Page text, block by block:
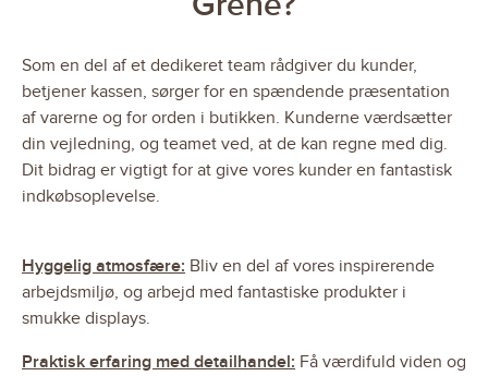
Som en del af et dedikeret team rådgiver du kunder,
betjener kassen, sørger for en spændende præsentation
af varerne og for orden i butikken. Kunderne værdsætter
din vejledning, og teamet ved, at de kan regne med dig.
Dit bidrag er vigtigt for at give vores kunder en fantastisk
indkøbsoplevelse.
Hyggelig atmosfære: Bliv en del af vores inspirerende
arbejdsmiljø, og arbejd med fantastiske produkter i
smukke displays.
Praktisk erfaring med detailhandel: Få værdifuld viden og